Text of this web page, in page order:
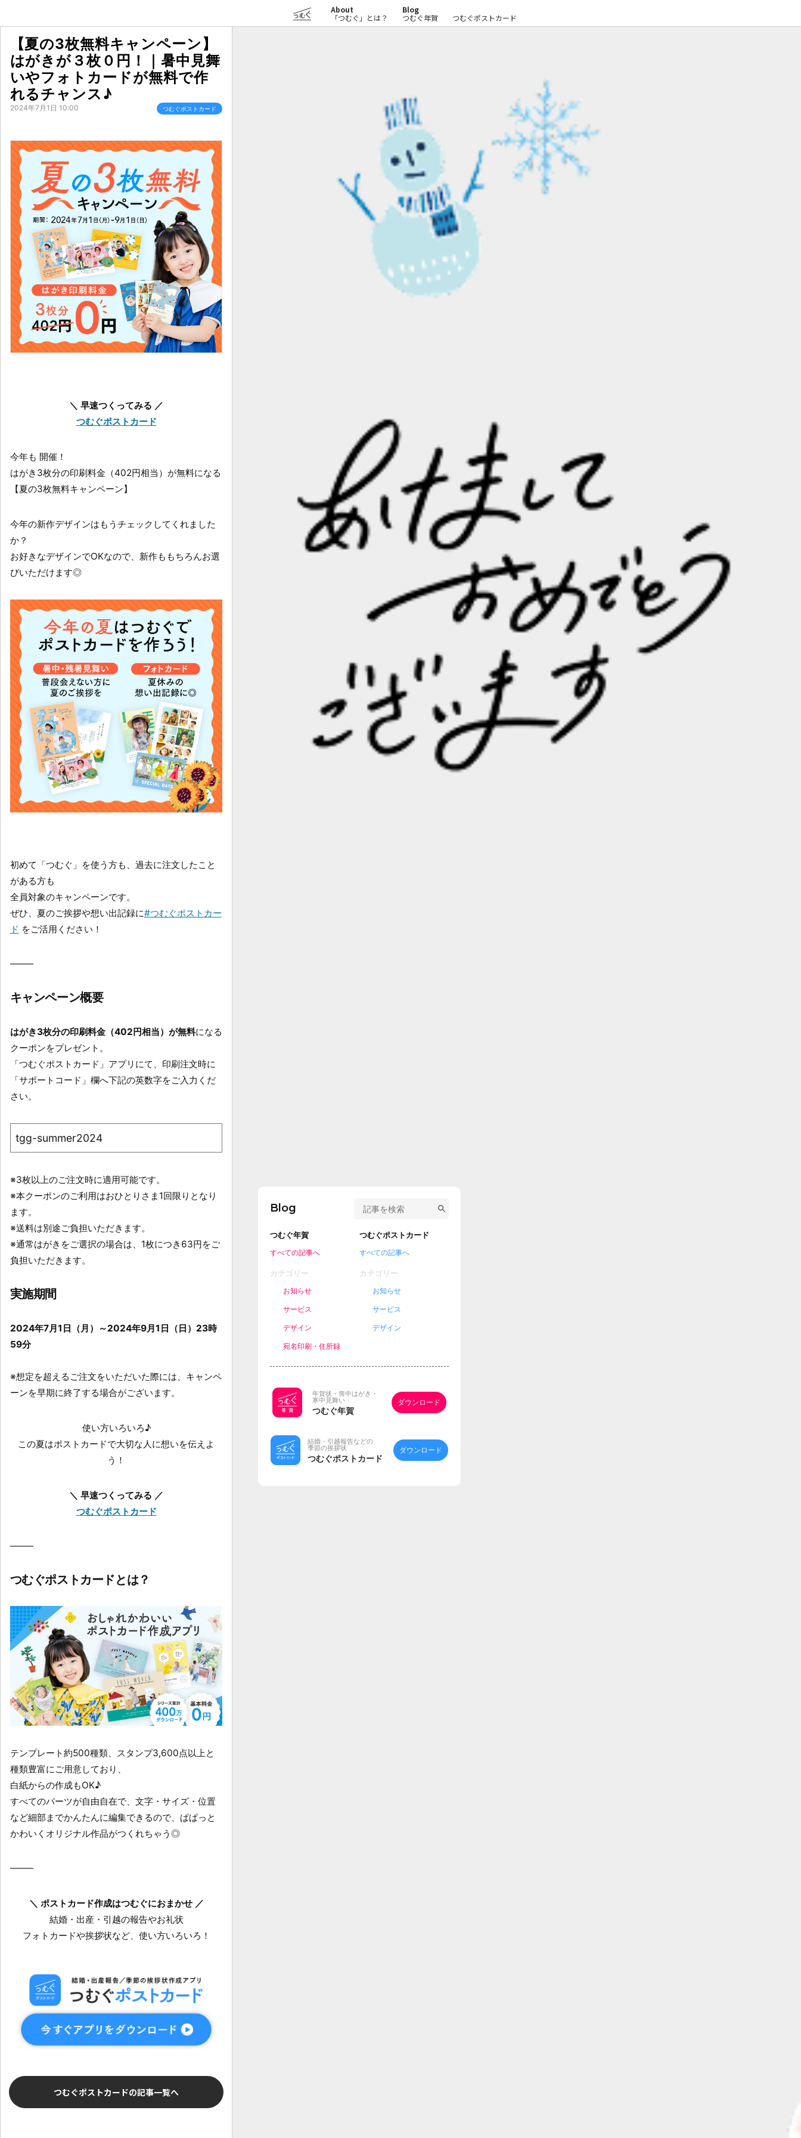
つむぐ
About
「つむぐ」とは？
Blog
つむぐ年賀
つむぐポストカード
【夏の3枚無料キャンペーン】
はがきが３枚０円！｜暑中見舞
いやフォトカードが無料で作
れるチャンス♪
2024年7月1日 10:00 つむぐポストカード
＼ 早速つくってみる ／
つむぐポストカード
今年も 開催！
はがき3枚分の印刷料金（402円相当）が無料になる
【夏の3枚無料キャンペーン】
今年の新作デザインはもうチェックしてくれました
か？
お好きなデザインでOKなので、新作ももちろんお選
びいただけます◎
初めて「つむぐ」を使う方も、過去に注文したこと
がある方も
全員対象のキャンペーンです。
ぜひ、夏のご挨拶や想い出記録に#つむぐポストカー
ド をご活用ください！
キャンペーン概要
はがき3枚分の印刷料金（402円相当）が無料になる
クーポンをプレゼント。
「つむぐポストカード」アプリにて、印刷注文時に
「サポートコード」欄へ下記の英数字をご入力くだ
さい。
tgg-summer2024
※3枚以上のご注文時に適用可能です。
※本クーポンのご利用はおひとりさま1回限りとなり
ます。
※送料は別途ご負担いただきます。
※通常はがきをご選択の場合は、1枚につき63円をご
負担いただきます。
実施期間
2024年7月1日（月）～2024年9月1日（日）23時
59分
※想定を超えるご注文をいただいた際には、キャンペ
ーンを早期に終了する場合がございます。
使い方いろいろ♪
この夏はポストカードで大切な人に想いを伝えよ
う！
＼ 早速つくってみる ／
つむぐポストカード
つむぐポストカードとは？
テンプレート約500種類、スタンプ3,600点以上と
種類豊富にご用意しており、
白紙からの作成もOK♪
すべてのパーツが自由自在で、文字・サイズ・位置
など細部までかんたんに編集できるので、ぱぱっと
かわいくオリジナル作品がつくれちゃう◎
＼ ポストカード作成はつむぐにおまかせ ／
結婚・出産・引越の報告やお礼状
フォトカードや挨拶状など、使い方いろいろ！
つむぐポストカードの記事一覧へ
Blog
つむぐ年賀
すべての記事へ
カテゴリー
お知らせ
サービス
デザイン
宛名印刷・住所録
つむぐポストカード
すべての記事へ
カテゴリー
お知らせ
サービス
デザイン
年賀状・喪中はがき・
寒中見舞い
つむぐ年賀
ダウンロード
結婚・引越報告などの
季節の挨拶状
つむぐポストカード
ダウンロード